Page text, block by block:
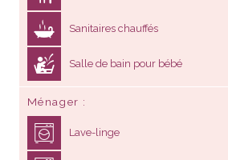
Sanitaires chauffés
Salle de bain pour bébé
Ménager
Lave-linge